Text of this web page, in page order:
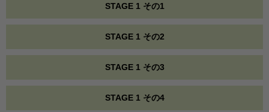
STAGE 1 その1
STAGE 1 その2
STAGE 1 その3
STAGE 1 その4